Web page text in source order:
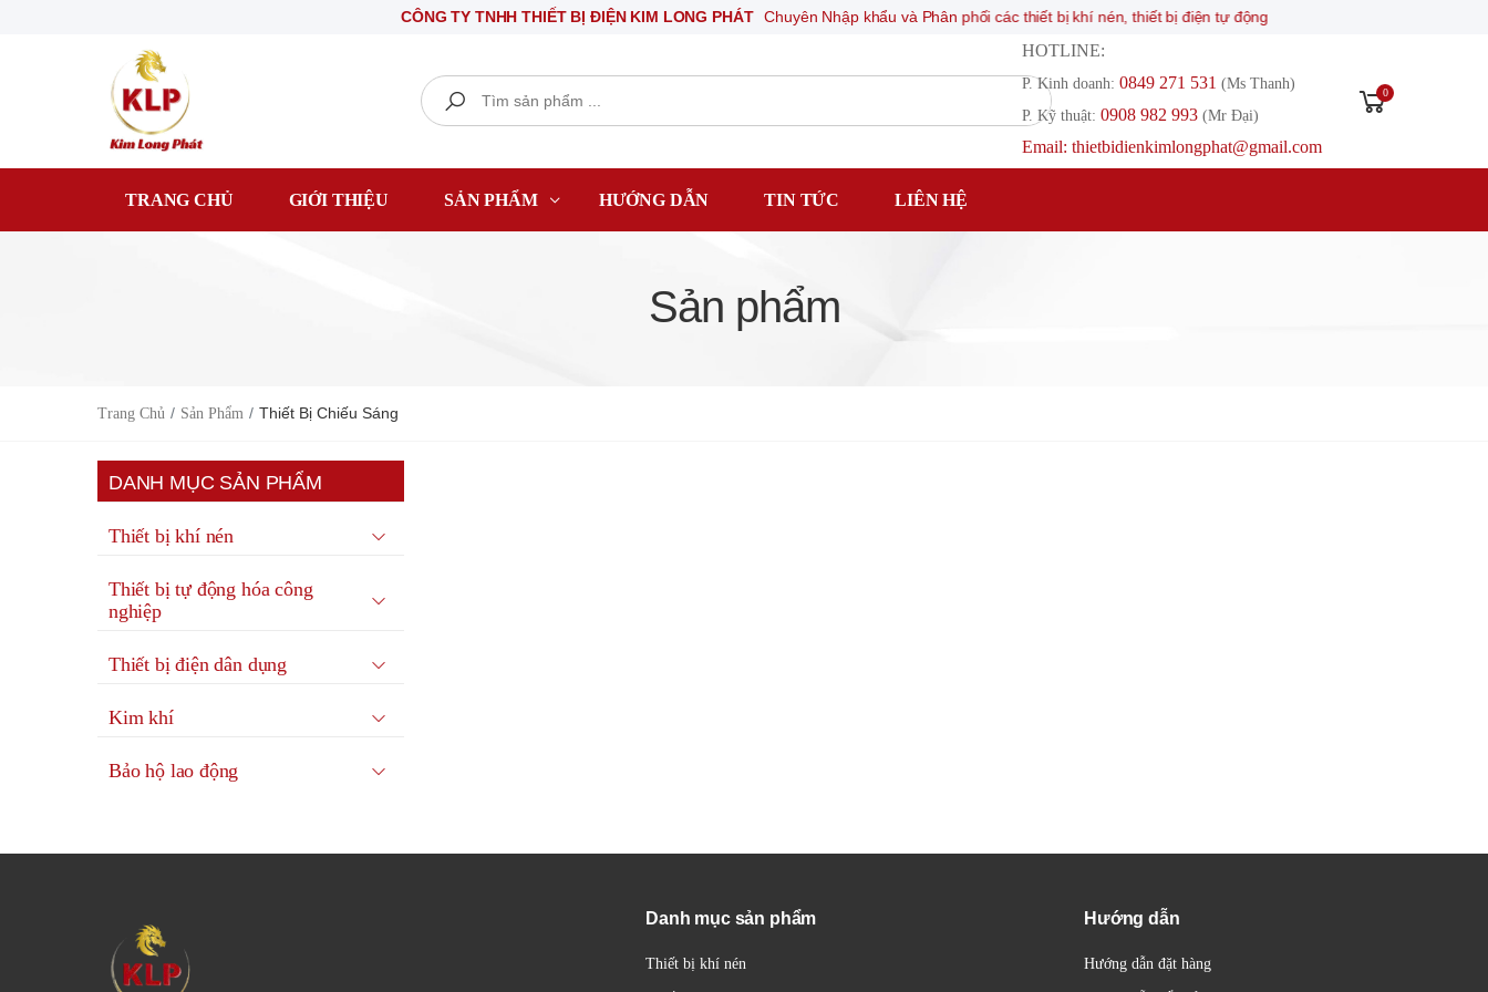
CÔNG TY TNHH THIẾT BỊ ĐIỆN KIM LONG PHÁT Chuyên Nhập khẩu và Phân phối các thiết bị khí nén, thiết bị điện tự động
Search
HOTLINE:
P. Kinh doanh: 0849 271 531 (Ms Thanh)
P. Kỹ thuật: 0908 982 993​ (Mr Đại)
Email: thietbidienkimlongphat@gmail.com
0
TRANG CHỦ GIỚI THIỆU SẢN PHẨM HƯỚNG DẪN TIN TỨC LIÊN HỆ
Sản phẩm
Trang Chủ Sản Phẩm Thiết Bị Chiếu Sáng
DANH MỤC SẢN PHẨM
Thiết bị khí nén
Thiết bị tự động hóa công
nghiệp
Thiết bị điện dân dụng
Kim khí
Bảo hộ lao động
Danh mục sản phẩm
Thiết bị khí nén
Hướng dẫn
Hướng dẫn đặt hàng